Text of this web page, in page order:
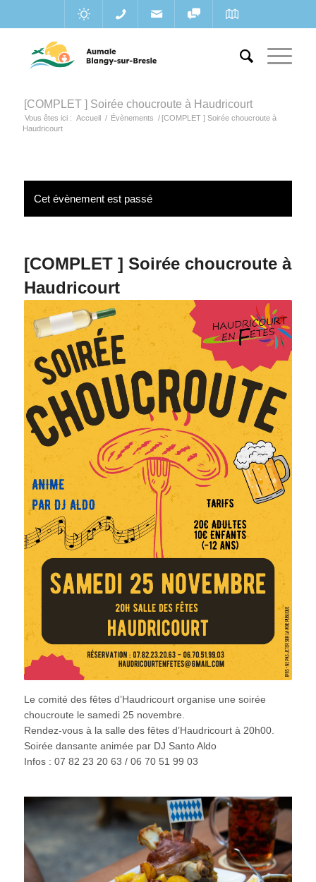
[COMPLET ] Soirée choucroute à Haudricourt
Vous êtes ici : Accueil / Évènements / [COMPLET ] Soirée choucroute à
Haudricourt
Cet évènement est passé
[COMPLET ] Soirée choucroute à
Haudricourt
Le comité des fêtes d’Haudricourt organise une soirée
choucroute le samedi 25 novembre.
Rendez-vous à la salle des fêtes d’Haudricourt à 20h00.
Soirée dansante animée par DJ Santo Aldo
Infos : 07 82 23 20 63 / 06 70 51 99 03